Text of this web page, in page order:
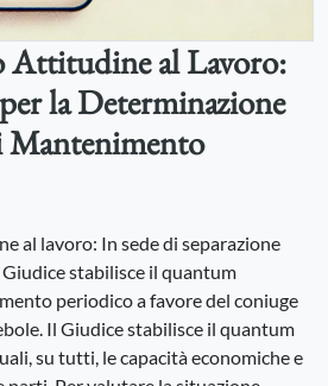
Attitudine al Lavoro:
la Determinazione
Mantenimento
al lavoro: In sede di separazione
stabilisce il quantum
periodico a favore del coniuge
Il Giudice stabilisce il quantum
su tutti, le capacità economiche e